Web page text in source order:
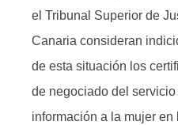
el Tribunal Superior de
Canaria consideran
de esta situación los
de negociado del
información a la mujer